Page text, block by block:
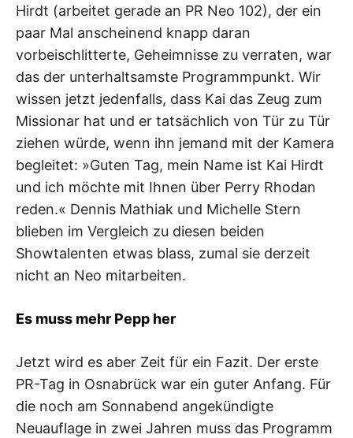
Hirdt (arbeitet gerade an PR Neo 102), der ein
paar Mal anscheinend knapp daran
vorbeischlitterte, Geheimnisse zu verraten, war
das der unterhaltsamste Programmpunkt. Wir
wissen jetzt jedenfalls, dass Kai das Zeug zum
Missionar hat und er tatsächlich von Tür zu Tür
ziehen würde, wenn ihn jemand mit der Kamera
begleitet: »Guten Tag, mein Name ist Kai Hirdt
und ich möchte mit Ihnen über Perry Rhodan
reden.« Dennis Mathiak und Michelle Stern
blieben im Vergleich zu diesen beiden
Showtalenten etwas blass, zumal sie derzeit
nicht an Neo mitarbeiten.
Es muss mehr Pepp her
Jetzt wird es aber Zeit für ein Fazit. Der erste
PR-Tag in Osnabrück war ein guter Anfang. Für
die noch am Sonnabend angekündigte
Neuauflage in zwei Jahren muss das Programm